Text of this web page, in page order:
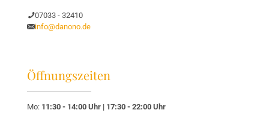
07033 - 32410
info@danono.de
Öffnungszeiten
Mo: 11:30 - 14:00 Uhr | 17:30 - 22:00 Uhr